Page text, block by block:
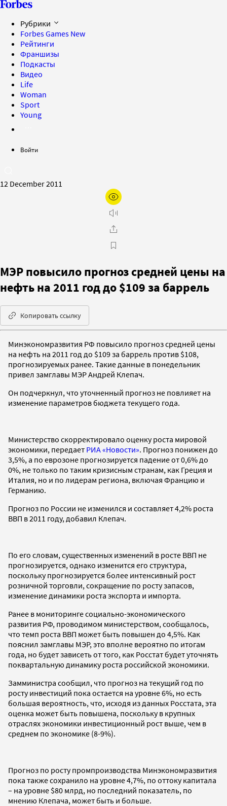
Рубрики
Forbes Games New
Рейтинги
Франшизы
Подкасты
Видео
Life
Woman
Sport
Young
Войти
12 December 2011
МЭР повысило прогноз средней цены на
нефть на 2011 год до $109 за баррель
Копировать ссылку
Минэкономразвития РФ повысило прогноз средней цены
на нефть на 2011 год до $109 за баррель против $108,
прогнозируемых ранее. Такие данные в понедельник
привел замглавы МЭР Андрей Клепач.
Он подчеркнул, что уточненный прогноз не повлияет на
изменение параметров бюджета текущего года.
Министерство скорректировало оценку роста мировой
экономики, передает РИА «Новости». Прогноз понижен до
3,5%, а по еврозоне прогнозируется падение от 0,6% до
0%, не только по таким кризисным странам, как Греция и
Италия, но и по лидерам региона, включая Францию и
Германию.
Прогноз по России не изменился и составляет 4,2% роста
ВВП в 2011 году, добавил Клепач.
По его словам, существенных изменений в росте ВВП не
прогнозируется, однако изменится его структура,
поскольку прогнозируется более интенсивный рост
розничной торговли, сокращение по росту запасов,
изменение динамики роста экспорта и импорта.
Ранее в мониторинге социально-экономического
развития РФ, проводимом министерством, сообщалось,
что темп роста ВВП может быть повышен до 4,5%. Как
пояснил замглавы МЭР, это вполне вероятно по итогам
года, но будет зависеть от того, как Росстат будет уточнять
поквартальную динамику роста российской экономики.
Замминистра сообщил, что прогноз на текущий год по
росту инвестиций пока остается на уровне 6%, но есть
большая вероятность, что, исходя из данных Росстата, эта
оценка может быть повышена, поскольку в крупных
отраслях экономики инвестиционный рост выше, чем в
среднем по экономике (8-9%).
Прогноз по росту промпроизводства Минэкономразвития
пока также сохранило на уровне 4,7%, по оттоку капитала
– на уровне $80 млрд, но последний показатель, по
мнению Клепача, может быть и больше.